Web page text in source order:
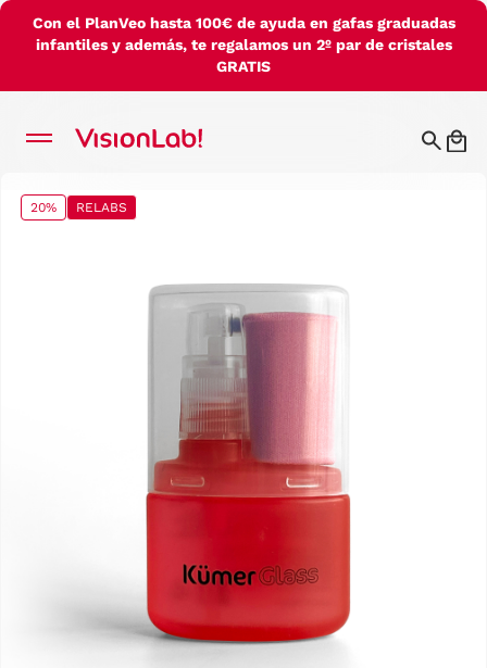
Con el PlanVeo hasta 100€ de ayuda en gafas graduadas
infantiles y además, te regalamos un 2º par de cristales
GRATIS
20% RELABS